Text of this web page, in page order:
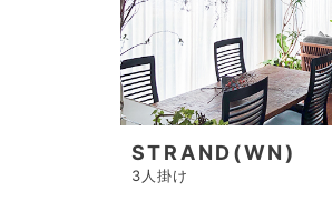
STRAND(WN)
3人掛け